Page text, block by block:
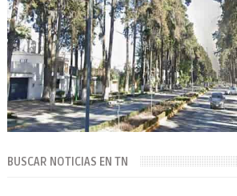
BUSCAR NOTICIAS EN TN